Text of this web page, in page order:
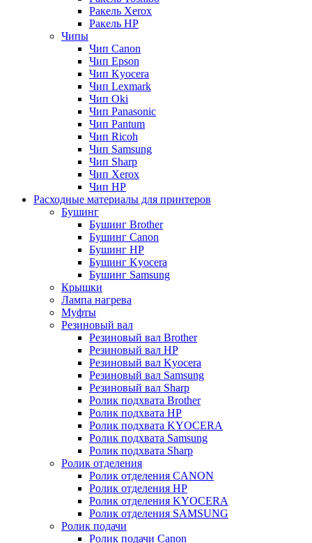
Ракель Xerox
Ракель НР
Чипы
Чип Canon
Чип Epson
Чип Kyocera
Чип Lexmark
Чип Oki
Чип Panasonic
Чип Pantum
Чип Ricoh
Чип Samsung
Чип Sharp
Чип Xerox
Чип НР
Расходные материалы для принтеров
Бушинг
Бушинг Brother
Бушинг Canon
Бушинг HP
Бушинг Kyocera
Бушинг Samsung
Крышки
Лампа нагрева
Муфты
Резиновый вал
Резиновый вал Brother
Резиновый вал HP
Резиновый вал Kyocera
Резиновый вал Samsung
Резиновый вал Sharp
Ролик подхвата Brother
Ролик подхвата HP
Ролик подхвата KYOCERA
Ролик подхвата Samsung
Ролик подхвата Sharp
Ролик отделения
Ролик отделения CANON
Ролик отделения HP
Ролик отделения KYOCERA
Ролик отделения SAMSUNG
Ролик подачи
Ролик подачи Canon